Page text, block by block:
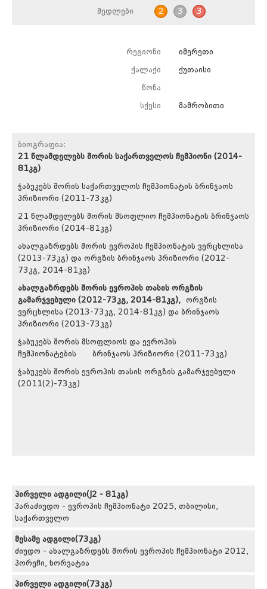
მედლები 2 3 3
რეგიონი იმერეთი
ქალაქი ქუთაისი
წონა
სქესი მამრობითი
ბიოგრაფია:
21 წლამდელებს შორის საქართველოს ჩემპიონი (2014-
81კგ)
ჭაბუკებს შორის საქართველოს ჩემპიონატის ბრინჯაოს
პრიზიორი (2011-73კგ)
21 წლამდელებს შორის მსოფლიო ჩემპიონატის ბრინჯაოს
პრიზიორი (2014-81კგ)
ახალგაზრდებს შორის ევროპის ჩემპიონატის ვერცხლისა
(2013-73კგ) და ორგზის ბრინჯაოს პრიზიორი (2012-
73კგ, 2014-81კგ)
ახალგაზრდებს შორის ევროპის თასის ორგზის
გამარჯვებული (2012-73კგ, 2014-81კგ), ორგზის
ვერცხლისა (2013-73კგ, 2014-81კგ) და ბრინჯაოს
პრიზიორი (2013-73კგ)
ჭაბუკებს შორის მსოფლიოს და ევროპის
ჩემპიონატების ბრინჯაოს პრიზიორი (2011-73კგ)
ჭაბუკებს შორის ევროპის თასის ორგზის გამარჯვებული
(2011(2)-73კგ)
პირველი ადგილი(J2 - 81კგ)
პარაძიუდო - ევროპის ჩემპიონატი 2025, თბილისი,
საქართველო
მესამე ადგილი(73კგ)
ძიუდო - ახალგაზრდებს შორის ევროპის ჩემპიონატი 2012,
პორეჩი, ხორვატია
პირველი ადგილი(73კგ)